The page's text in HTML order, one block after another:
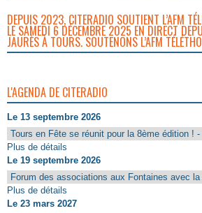
DEPUIS 2023, CITERADIO SOUTIENT L’AFM
LE SAMEDI 6 DÉCEMBRE 2025 EN DIRECT
JAURÈS À TOURS. SOUTENONS L’AFM
L'AGENDA DE CITERADIO
Le 13 septembre 2026
Tours en Fête se réunit pour la 8ème édition ! -
Plus de détails
Le 19 septembre 2026
Forum des associations aux Fontaines avec
Plus de détails
Le 23 mars 2027